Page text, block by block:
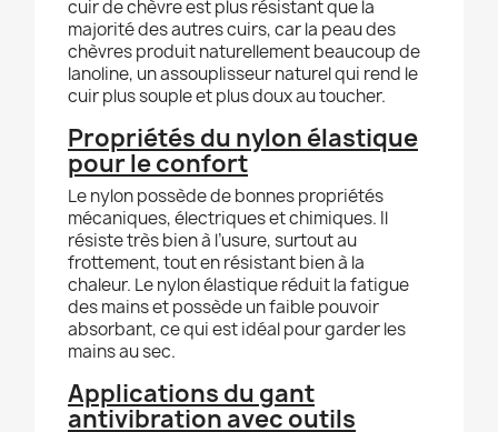
cuir de chèvre est plus résistant que la
majorité des autres cuirs, car la peau des
chèvres produit naturellement beaucoup de
lanoline, un assouplisseur naturel qui rend le
cuir plus souple et plus doux au toucher.
Propriétés du nylon élastique
pour le confort
Le nylon possède de bonnes propriétés
mécaniques, électriques et chimiques. Il
résiste très bien à l’usure, surtout au
frottement, tout en résistant bien à la
chaleur. Le nylon élastique réduit la fatigue
des mains et possède un faible pouvoir
absorbant, ce qui est idéal pour garder les
mains au sec.
Applications du gant
antivibration avec outils